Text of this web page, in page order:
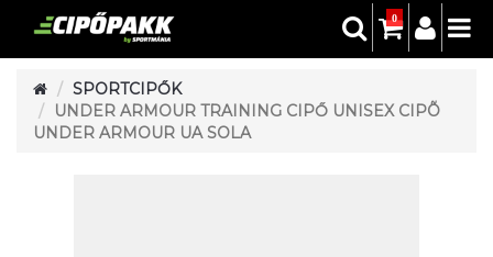
0
SPORTCIPŐK
UNDER ARMOUR TRAINING CIPŐ UNISEX CIPÕ
UNDER ARMOUR UA SOLA